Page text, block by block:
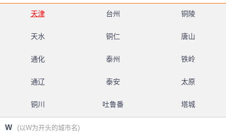
天津 台州 铜陵
天水 铜仁 唐山
通化 泰州 铁岭
通辽 泰安 太原
铜川 吐鲁番 塔城
W (以W为开头的城市名)